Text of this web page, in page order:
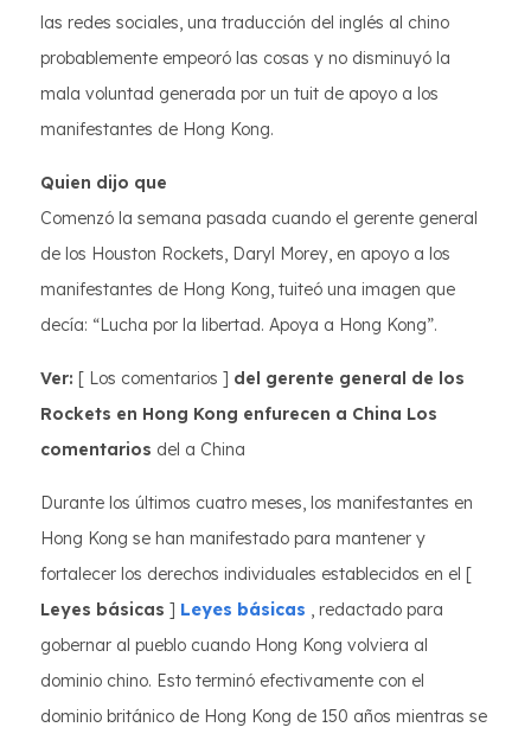
las redes sociales, una traducción del inglés al chino
probablemente empeoró las cosas y no disminuyó la
mala voluntad generada por un tuit de apoyo a los
manifestantes de Hong Kong.
Quien dijo que
Comenzó la semana pasada cuando el gerente general
de los Houston Rockets, Daryl Morey, en apoyo a los
manifestantes de Hong Kong, tuiteó una imagen que
decía: “Lucha por la libertad. Apoya a Hong Kong”.
Ver: [ Los comentarios ] del gerente general de los
Rockets en Hong Kong enfurecen a China Los
comentarios del a China
Durante los últimos cuatro meses, los manifestantes en
Hong Kong se han manifestado para mantener y
fortalecer los derechos individuales establecidos en el [
Leyes básicas ] Leyes básicas , redactado para
gobernar al pueblo cuando Hong Kong volviera al
dominio chino. Esto terminó efectivamente con el
dominio británico de Hong Kong de 150 años mientras se